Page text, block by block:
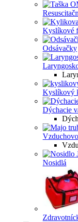
Kyslíkové
Odsávačky
Kyslíkový
Dýchacie
Nosidlá